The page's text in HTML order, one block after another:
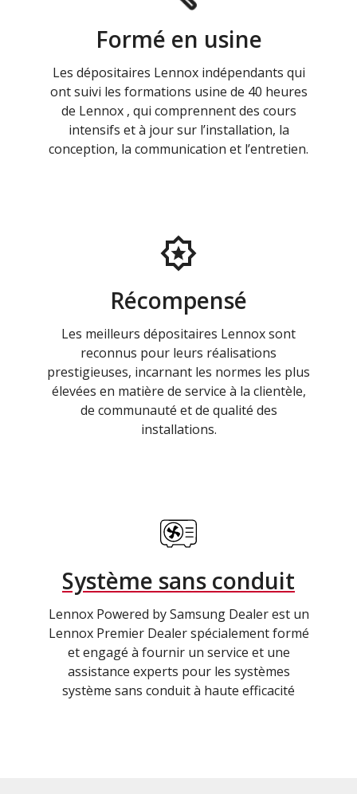
Formé en usine
Les dépositaires Lennox indépendants qui
ont suivi les formations usine de 40 heures
de Lennox , qui comprennent des cours
intensifs et à jour sur l’installation, la
conception, la communication et l’entretien.
Récompensé
Les meilleurs dépositaires Lennox sont
reconnus pour leurs réalisations
prestigieuses, incarnant les normes les plus
élevées en matière de service à la clientèle,
de communauté et de qualité des
installations.
Système sans conduit
Lennox Powered by Samsung Dealer est un
Lennox Premier Dealer spécialement formé
et engagé à fournir un service et une
assistance experts pour les systèmes
système sans conduit à haute efficacité